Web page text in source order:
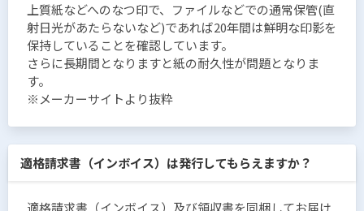
上質紙などへのなつ印で、ファイルなどでの通常保管(直
射日光があたらないなど)であれば20年間は鮮明な印影を
保持していることを確認しています。
さらに長期間となりますと紙の耐久性が問題となりま
す。
※メーカーサイトより抜粋
適格請求書（インボイス）は発行してもらえますか？